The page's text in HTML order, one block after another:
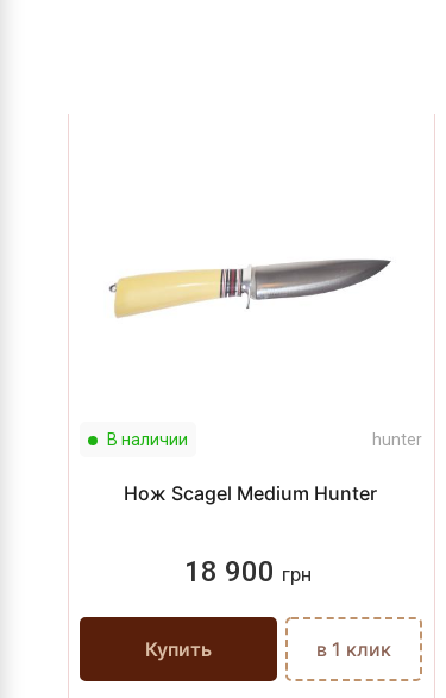
В наличии hunter
Нож Scagel Medium Hunter
18 900 грн
Купить в 1 клик